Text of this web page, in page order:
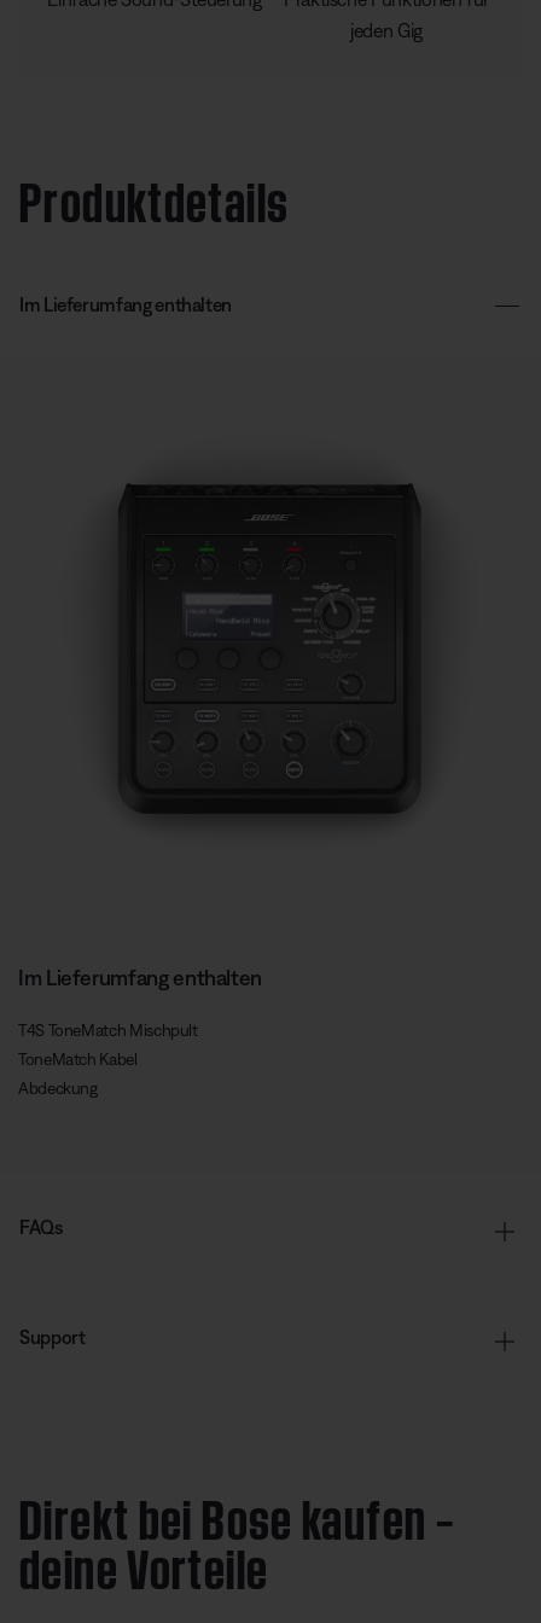
jeden Gig
Produktdetails
Im Lieferumfang enthalten
Im Lieferumfang enthalten
T4S ToneMatch Mischpult
ToneMatch Kabel
Abdeckung
FAQs
Support
Direkt bei Bose kaufen –
deine Vorteile